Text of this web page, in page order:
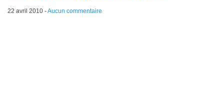
22 avril 2010-Aucun commentaire